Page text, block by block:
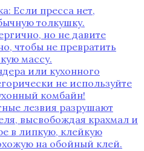
Если пресса нет‚
толкушку.
но не давите
чтобы не превратить
массу.
или кухонного
не используйте
комбайн!
лезвия разрушают
высвобождая крахмал и
в липкую‚ клейкую
на обойный клей.